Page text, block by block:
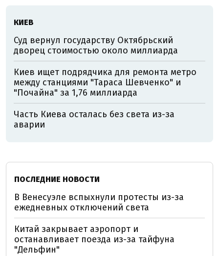
КИЕВ
Суд вернул государству Октябрьский
дворец стоимостью около миллиарда
Киев ищет подрядчика для ремонта метро
между станциями "Тараса Шевченко" и
"Почайна" за 1,76 миллиарда
Часть Киева осталась без света из-за
аварии
ПОСЛЕДНИЕ НОВОСТИ
В Венесуэле вспыхнули протесты из-за
ежедневных отключений света
Китай закрывает аэропорт и
останавливает поезда из-за тайфуна
"Дельфин"